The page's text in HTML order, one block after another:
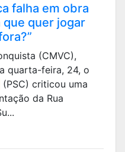
falha em obra
que quer jogar
(CMVC),
quarta-feira, 24, o
(PSC) criticou uma
da Rua